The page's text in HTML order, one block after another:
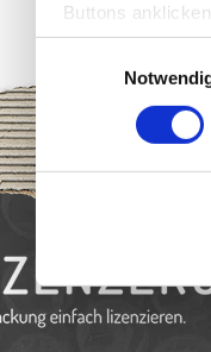
Buttons
Server
dazu erfahren